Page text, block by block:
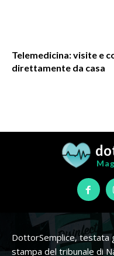
Telemedicina: visite e
direttamente da casa
DottorSemplice, testata
stampa del tribunale di